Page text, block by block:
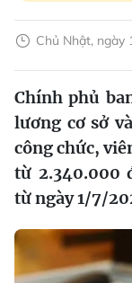
Chủ Nhật, ngày
Chính phủ
lương cơ sở
công chức,
từ 2.340.000
từ ngày 1/7/